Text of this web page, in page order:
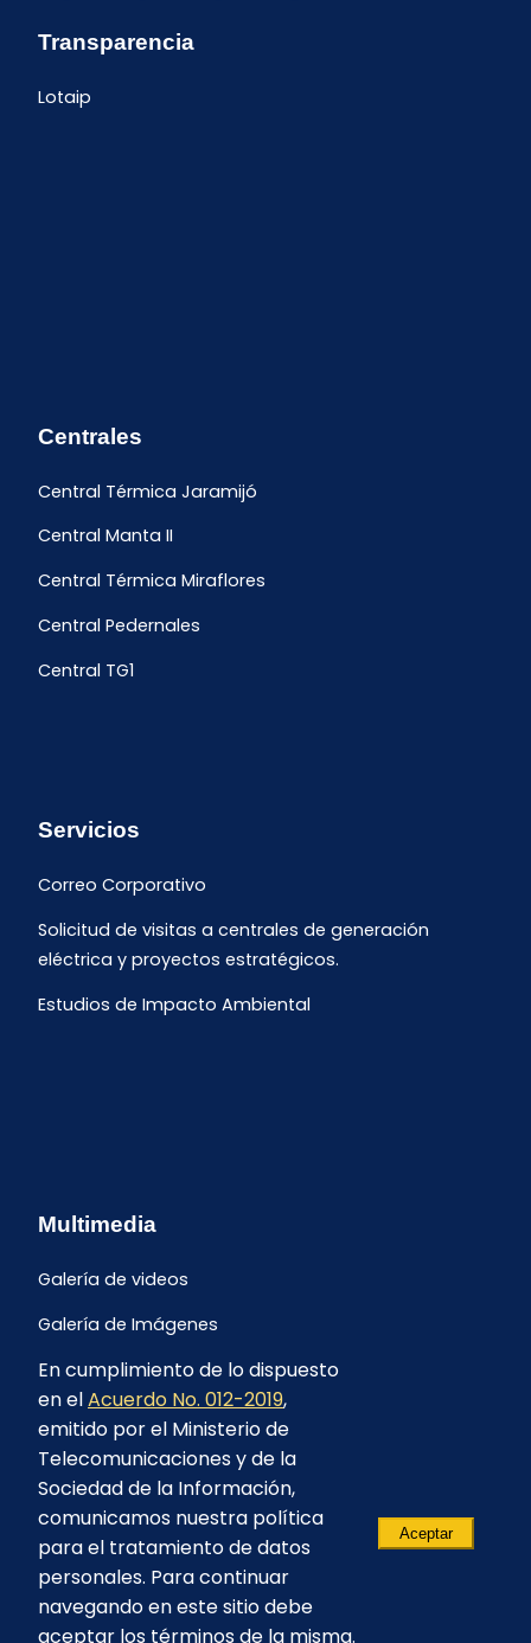
Transparencia
Lotaip
Centrales
Central Térmica Jaramijó
Central Manta II
Central Térmica Miraflores
Central Pedernales
Central TG1
Servicios
Correo Corporativo
Solicitud de visitas a centrales de generación
eléctrica y proyectos estratégicos.
Estudios de Impacto Ambiental
Multimedia
Galería de videos
Galería de Imágenes
En cumplimiento de lo dispuesto
en elAcuerdo No. 012-2019,
emitido por el Ministerio de
Telecomunicaciones y de la
Sociedad de la Información,
comunicamos nuestra política
para el tratamiento de datos
personales. Para continuar
navegando en este sitio debe
aceptar los términos de la misma.
Aceptar